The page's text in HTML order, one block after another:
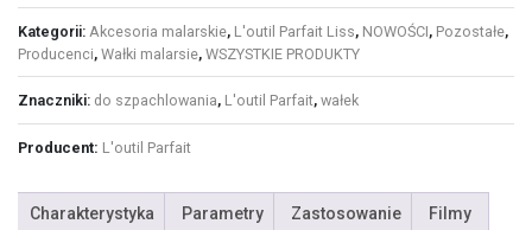
Kategorii: Akcesoria malarskie, L'outil Parfait Liss, NOWOŚCI, Pozostałe,
Producenci, Wałki malarsie, WSZYSTKIE PRODUKTY
Znaczniki: do szpachlowania, L'outil Parfait, wałek
Producent: L'outil Parfait
Charakterystyka Parametry Zastosowanie Filmy